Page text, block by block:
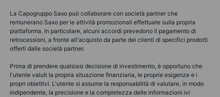
La Capogruppo Saxo può collaborare con società partner che
remunerano Saxo per le attività promozionali effettuate sulla propria
piattaforma. In particolare, alcuni accordi prevedono il pagamento di
retrocessioni, a fronte all'acquisto da parte dei clienti di specifici prodotti
offerti dalle società partner.
Prima di prendere qualsiasi decisione di investimento, è opportuno che
l'utente valuti la propria situazione finanziaria, le proprie esigenze e i
propri obiettivi. L'utente si assume la responsabilità di valutare, in modo
indipendente, la precisione e la completezza delle informazioni ivi